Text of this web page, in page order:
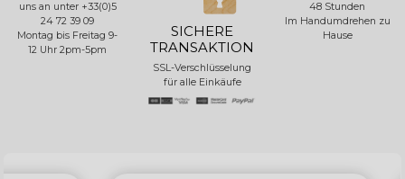
uns an unter +33(0)5
24 72 39 09
Montag bis Freitag 9-
12 Uhr 2pm-5pm
SICHERE
TRANSAKTION
SSL-Verschlüsselung
für alle Einkäufe
48 Stunden
Im Handumdrehen zu
Hause